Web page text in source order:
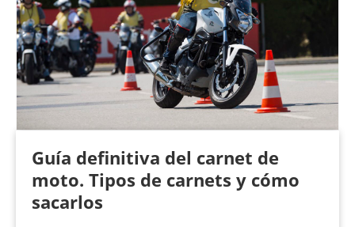
Guía definitiva del carnet de
moto. Tipos de carnets y cómo
sacarlos